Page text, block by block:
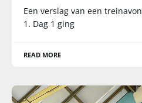
Een verslag van een
1. Dag 1 ging
READ MORE